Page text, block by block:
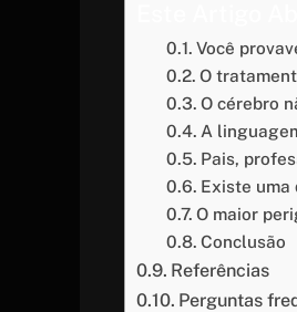
e
b
o
o
k
s
A
p
p
e
st
Você
O
O cérebro
A
Pais,
Existe uma
O maior
Conclusão
Referências
Perguntas